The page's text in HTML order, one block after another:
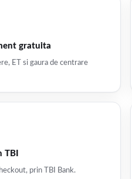
gratuita
ET si gaura de centrare
TBI
prin TBI Bank.